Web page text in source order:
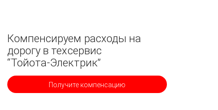
Компенсируем расходы на
дорогу в техсервис
“Тойота-Электрик”
Получите компенсацию